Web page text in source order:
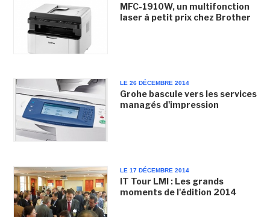
MFC-1910W, un multifonction
laser à petit prix chez Brother
LE 26 DÉCEMBRE 2014
Grohe bascule vers les services
managés d'impression
LE 17 DÉCEMBRE 2014
IT Tour LMI : Les grands
moments de l'édition 2014